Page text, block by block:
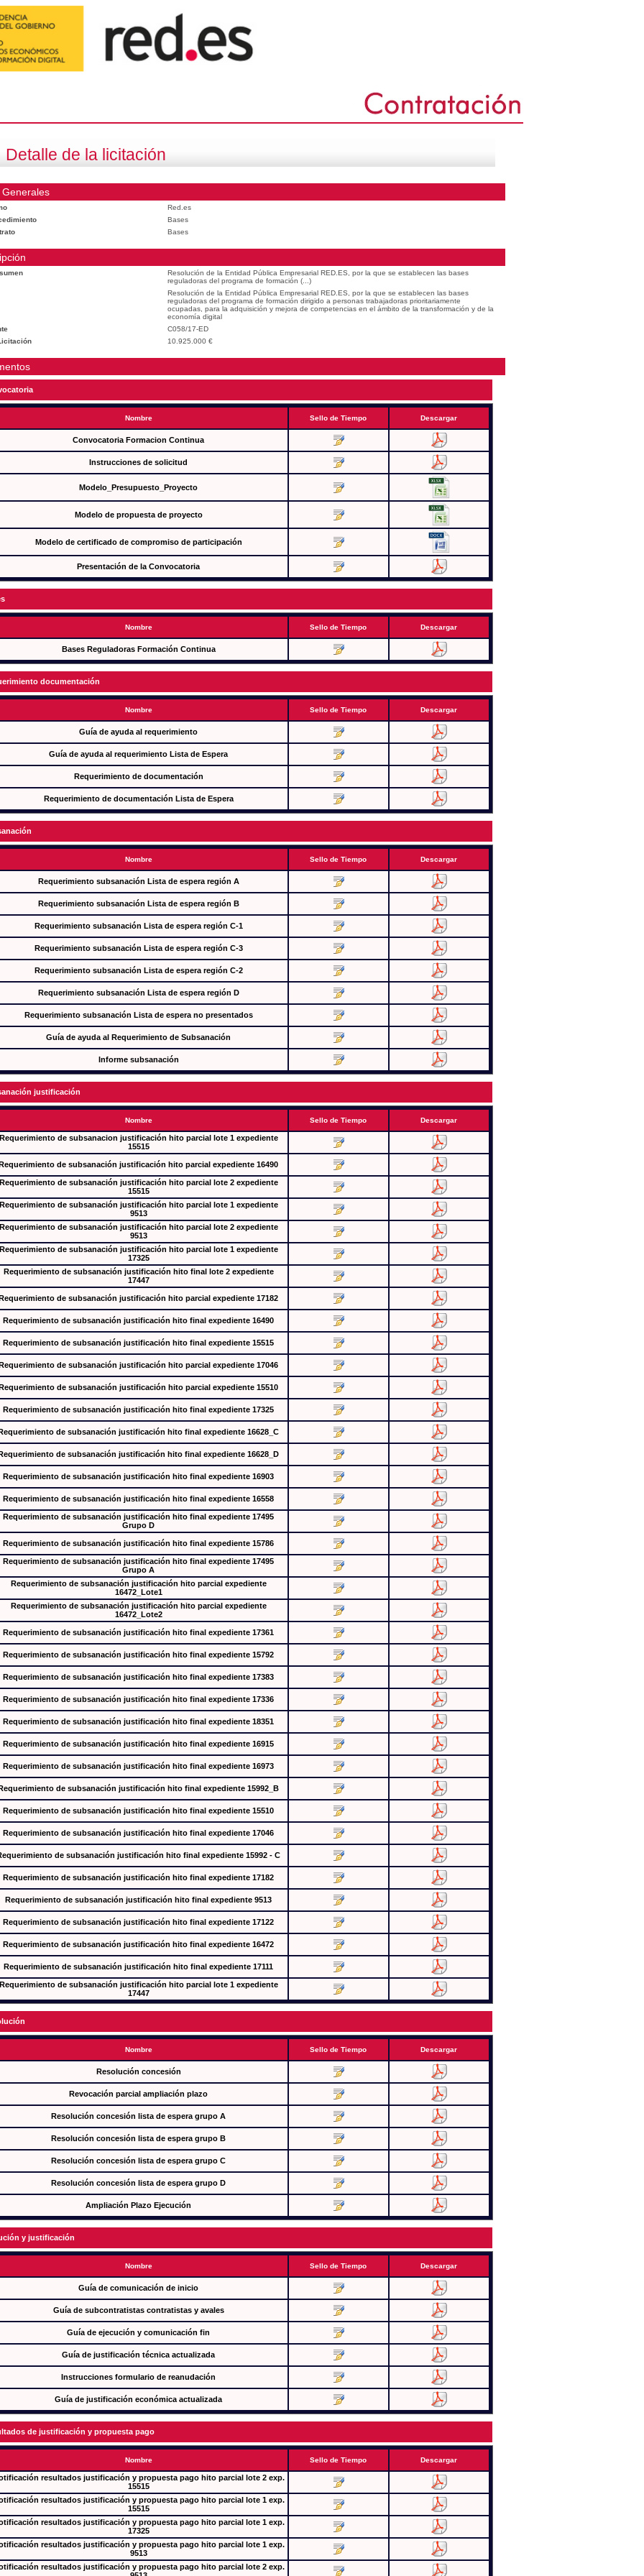
Detalle de la licitación
Red.es
Bases
Bases
Resolución de la Entidad Pública Empresarial RED.ES, por la que se establecen las bases
reguladoras del programa de formación (...)
Resolución de la Entidad Pública Empresarial RED.ES, por la que se establecen las bases
reguladoras del programa de formación dirigido a personas trabajadoras prioritariamente
ocupadas, para la adquisición y mejora de competencias en el ámbito de la transformación y de la
economía digital
C058/17-ED
10.925.000 €
Nombre Sello de Tiempo Descargar
Convocatoria Formacion Continua
Instrucciones de solicitud
Modelo_Presupuesto_Proyecto
Modelo de propuesta de proyecto
Modelo de certificado de compromiso de participación
Presentación de la Convocatoria
Nombre Sello de Tiempo Descargar
Bases Reguladoras Formación Continua
documentación
Nombre Sello de Tiempo Descargar
Guía de ayuda al requerimiento
Guía de ayuda al requerimiento Lista de Espera
Requerimiento de documentación
Requerimiento de documentación Lista de Espera
Nombre Sello de Tiempo Descargar
Requerimiento subsanación Lista de espera región A
Requerimiento subsanación Lista de espera región B
Requerimiento subsanación Lista de espera región C-1
Requerimiento subsanación Lista de espera región C-3
Requerimiento subsanación Lista de espera región C-2
Requerimiento subsanación Lista de espera región D
Requerimiento subsanación Lista de espera no presentados
Guía de ayuda al Requerimiento de Subsanación
Informe subsanación
justificación
Nombre Sello de Tiempo Descargar
de subsanacion justificación hito parcial lote 1 expediente
15515
de subsanación justificación hito parcial expediente 16490
de subsanación justificación hito parcial lote 2 expediente
15515
de subsanación justificación hito parcial lote 1 expediente
9513
de subsanación justificación hito parcial lote 2 expediente
9513
de subsanación justificación hito parcial lote 1 expediente
17325
Requerimiento de subsanación justificación hito final lote 2 expediente
17447
de subsanación justificación hito parcial expediente 17182
Requerimiento de subsanación justificación hito final expediente 16490
Requerimiento de subsanación justificación hito final expediente 15515
de subsanación justificación hito parcial expediente 17046
de subsanación justificación hito parcial expediente 15510
Requerimiento de subsanación justificación hito final expediente 17325
de subsanación justificación hito final expediente 16628_C
de subsanación justificación hito final expediente 16628_D
Requerimiento de subsanación justificación hito final expediente 16903
Requerimiento de subsanación justificación hito final expediente 16558
Requerimiento de subsanación justificación hito final expediente 17495
Grupo D
Requerimiento de subsanación justificación hito final expediente 15786
Requerimiento de subsanación justificación hito final expediente 17495
Grupo A
Requerimiento de subsanación justificación hito parcial expediente
16472_Lote1
Requerimiento de subsanación justificación hito parcial expediente
16472_Lote2
Requerimiento de subsanación justificación hito final expediente 17361
Requerimiento de subsanación justificación hito final expediente 15792
Requerimiento de subsanación justificación hito final expediente 17383
Requerimiento de subsanación justificación hito final expediente 17336
Requerimiento de subsanación justificación hito final expediente 18351
Requerimiento de subsanación justificación hito final expediente 16915
Requerimiento de subsanación justificación hito final expediente 16973
de subsanación justificación hito final expediente 15992_B
Requerimiento de subsanación justificación hito final expediente 15510
Requerimiento de subsanación justificación hito final expediente 17046
de subsanación justificación hito final expediente 15992 - C
Requerimiento de subsanación justificación hito final expediente 17182
Requerimiento de subsanación justificación hito final expediente 9513
Requerimiento de subsanación justificación hito final expediente 17122
Requerimiento de subsanación justificación hito final expediente 16472
Requerimiento de subsanación justificación hito final expediente 17111
de subsanación justificación hito parcial lote 1 expediente
17447
Nombre Sello de Tiempo Descargar
Resolución concesión
Revocación parcial ampliación plazo
Resolución concesión lista de espera grupo A
Resolución concesión lista de espera grupo B
Resolución concesión lista de espera grupo C
Resolución concesión lista de espera grupo D
Ampliación Plazo Ejecución
y justificación
Nombre Sello de Tiempo Descargar
Guía de comunicación de inicio
Guía de subcontratistas contratistas y avales
Guía de ejecución y comunicación fin
Guía de justificación técnica actualizada
Instrucciones formulario de reanudación
Guía de justificación económica actualizada
de justificación y propuesta pago
Nombre Sello de Tiempo Descargar
resultados justificación y propuesta pago hito parcial lote 2 exp.
15515
resultados justificación y propuesta pago hito parcial lote 1 exp.
15515
resultados justificación y propuesta pago hito parcial lote 1 exp.
17325
resultados justificación y propuesta pago hito parcial lote 1 exp.
9513
resultados justificación y propuesta pago hito parcial lote 2 exp.